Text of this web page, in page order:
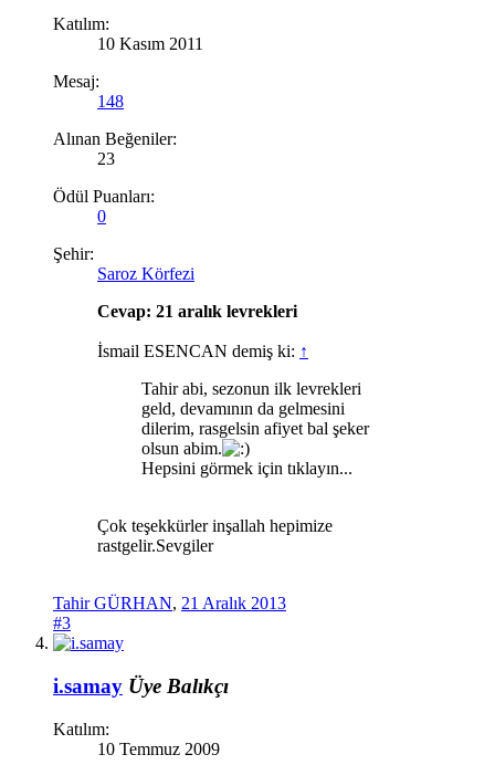
Katılım:
10 Kasım 2011
Mesaj:
148
Alınan Beğeniler:
23
Ödül Puanları:
0
Şehir:
Saroz Körfezi
Cevap: 21 aralık levrekleri
İsmail ESENCAN demiş ki: ↑
Tahir abi, sezonun ilk levrekleri
geld, devamının da gelmesini
dilerim, rasgelsin afiyet bal şeker
olsun abim.
Hepsini görmek için tıklayın...
Çok teşekkürler inşallah hepimize
rastgelir.Sevgiler
Tahir GÜRHAN, 21 Aralık 2013
#3
i.samay Üye Balıkçı
Katılım:
10 Temmuz 2009